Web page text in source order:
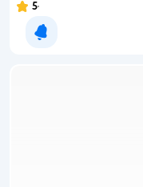
5
Уведомить о появлении